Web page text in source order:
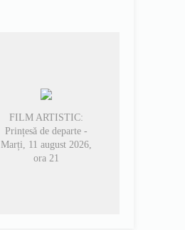
FILM ARTISTIC:
Prințesă de departe -
Marți, 11 august 2026,
ora 21